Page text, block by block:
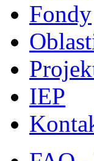
Fondy
IEP